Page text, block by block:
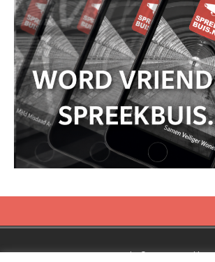
Copyright © 2019 Spreekbuis